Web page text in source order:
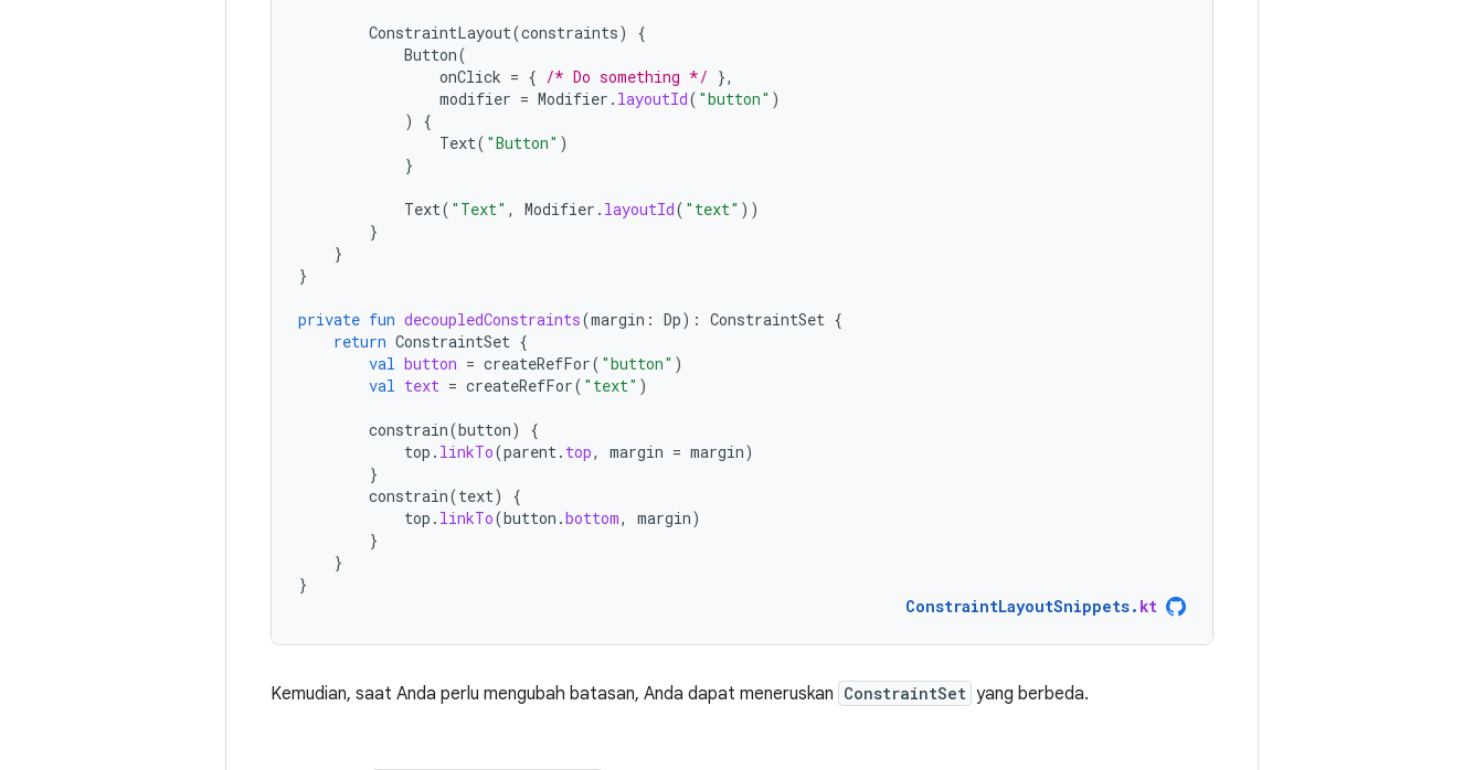
ConstraintLayout(constraints)
{
Button(
onClick = { /* Do something */ },
modifier = Modifier . layoutId( "button" )
)
{
Text( "Button" )
}
Text( "Text" , Modifier . layoutId( "text" ))
}
}
}
private fun decoupledConstraints(margin : Dp): ConstraintSet {
return ConstraintSet {
val button = createRefFor( "button" )
val text = createRefFor( "text" )
constrain(button)
{
top . linkTo(parent. top, margin = margin)
}
constrain(text)
{
top . linkTo(button .bottom, margin)
}
}
}
ConstraintLayoutSnippets. kt
Kemudian, saat Anda perlu mengubah batasan, Anda dapat meneruskan ConstraintSet yang berbeda.